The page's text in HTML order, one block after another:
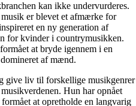
kan ikke undervurderes.
er blevet et afmærke for
en ny generation af
for kvinder i countrymusikken.
at bryde igennem i en
af mænd.
give liv til forskellige musikgenrer
Hun har opnået
at opretholde en langvarig